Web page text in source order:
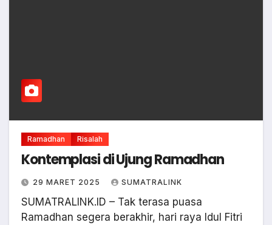
Ramadhan Risalah
Kontemplasi di Ujung Ramadhan
29 MARET 2025 SUMATRALINK
SUMATRALINK.ID – Tak terasa puasa
Ramadhan segera berakhir, hari raya Idul Fitri